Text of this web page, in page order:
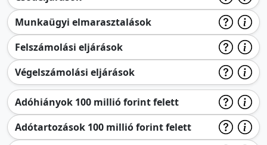
Munkaügyi elmarasztalások
Felszámolási eljárások
Végelszámolási eljárások
Adóhiányok 100 millió forint felett
Adótartozások 100 millió forint felett